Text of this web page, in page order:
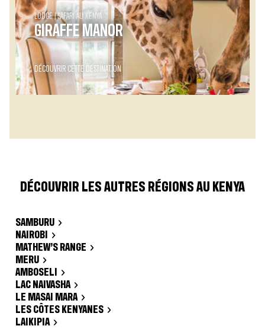
LODGE SAFARI AU KENYA
GIRAFFE MANOR
DÉCOUVRIR CETTE DESTINATION
DÉCOUVRIR LES AUTRES RÉGIONS AU KENYA
SAMBURU
NAIROBI
MATHEW’S RANGE
MERU
AMBOSELI
LAC NAIVASHA
LE MASAI MARA
LES CÔTES KENYANES
LAIKIPIA